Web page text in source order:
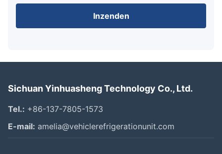
Inzenden
Sichuan Yinhuasheng Technology Co., Ltd.
Tel.: +86-137-7805-1573
E-mail: amelia@vehiclerefrigerationunit.com